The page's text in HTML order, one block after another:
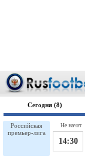
Сегодня (8)
Российская
премьер-лига
14:30
Не начат